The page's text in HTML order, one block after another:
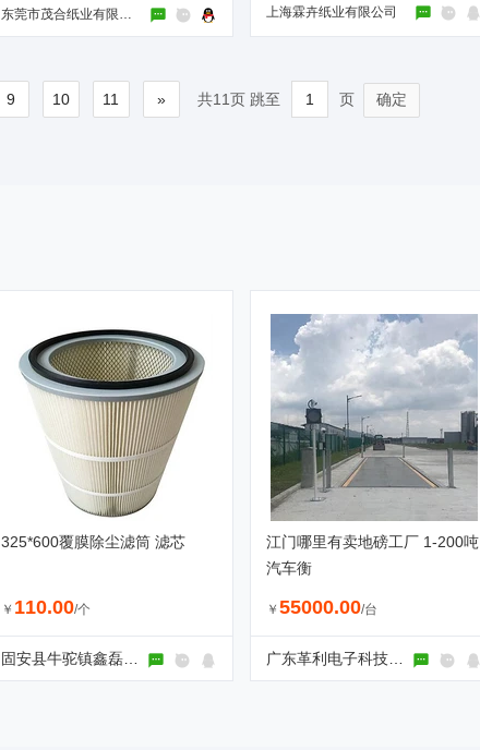
东莞市茂合纸业有限公司 上海霖卉纸业有限公司
9 10 11 » 共11页 跳至 页
325*600覆膜除尘滤筒 滤芯
￥ 110.00/个
江门哪里有卖地磅工厂 1-200吨
汽车衡
￥ 55000.00/台